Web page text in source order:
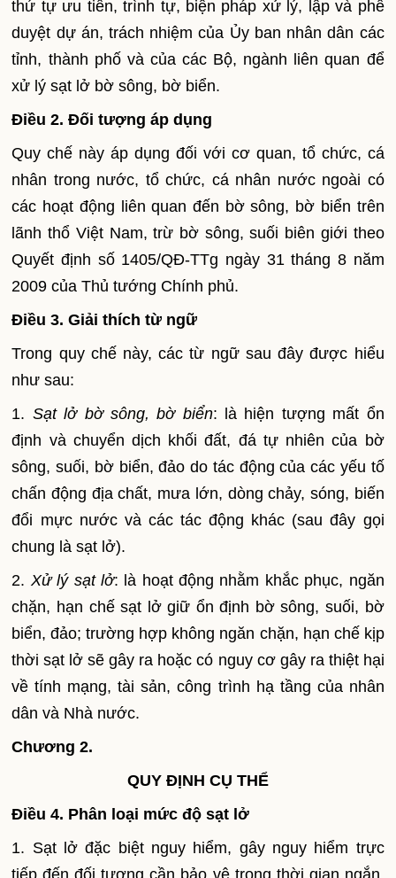
thứ tự ưu tiên, trình tự, biện pháp xử lý, lập và phê
duyệt dự án, trách nhiệm của Ủy ban nhân dân các
tỉnh, thành phố và của các Bộ, ngành liên quan để
xử lý sạt lở bờ sông, bờ biển.
Điều 2. Đối tượng áp dụng
Quy chế này áp dụng đối với cơ quan, tổ chức, cá
nhân trong nước, tổ chức, cá nhân nước ngoài có
các hoạt động liên quan đến bờ sông, bờ biển trên
lãnh thổ Việt Nam, trừ bờ sông, suối biên giới theo
Quyết định số 1405/QĐ-TTg ngày 31 tháng 8 năm
2009 của Thủ tướng Chính phủ.
Điều 3. Giải thích từ ngữ
Trong quy chế này, các từ ngữ sau đây được hiểu
như sau:
1. Sạt lở bờ sông, bờ biển: là hiện tượng mất ổn
định và chuyển dịch khối đất, đá tự nhiên của bờ
sông, suối, bờ biển, đảo do tác động của các yếu tố
chấn động địa chất, mưa lớn, dòng chảy, sóng, biến
đổi mực nước và các tác động khác (sau đây gọi
chung là sạt lở).
2. Xử lý sạt lở: là hoạt động nhằm khắc phục, ngăn
chặn, hạn chế sạt lở giữ ổn định bờ sông, suối, bờ
biển, đảo; trường hợp không ngăn chặn, hạn chế kịp
thời sạt lở sẽ gây ra hoặc có nguy cơ gây ra thiệt hại
về tính mạng, tài sản, công trình hạ tầng của nhân
dân và Nhà nước.
Chương 2.
QUY ĐỊNH CỤ THỂ
Điều 4. Phân loại mức độ sạt lở
1. Sạt lở đặc biệt nguy hiểm, gây nguy hiểm trực
tiếp đến đối tượng cần bảo vệ trong thời gian ngắn,